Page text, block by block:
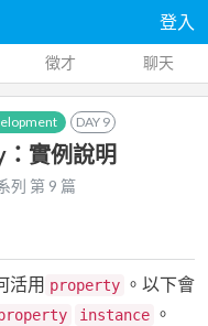
登入
徵才 聊天
DAY 9
實例說明
列 第 9 篇
活用 property 。以下會
instance 。